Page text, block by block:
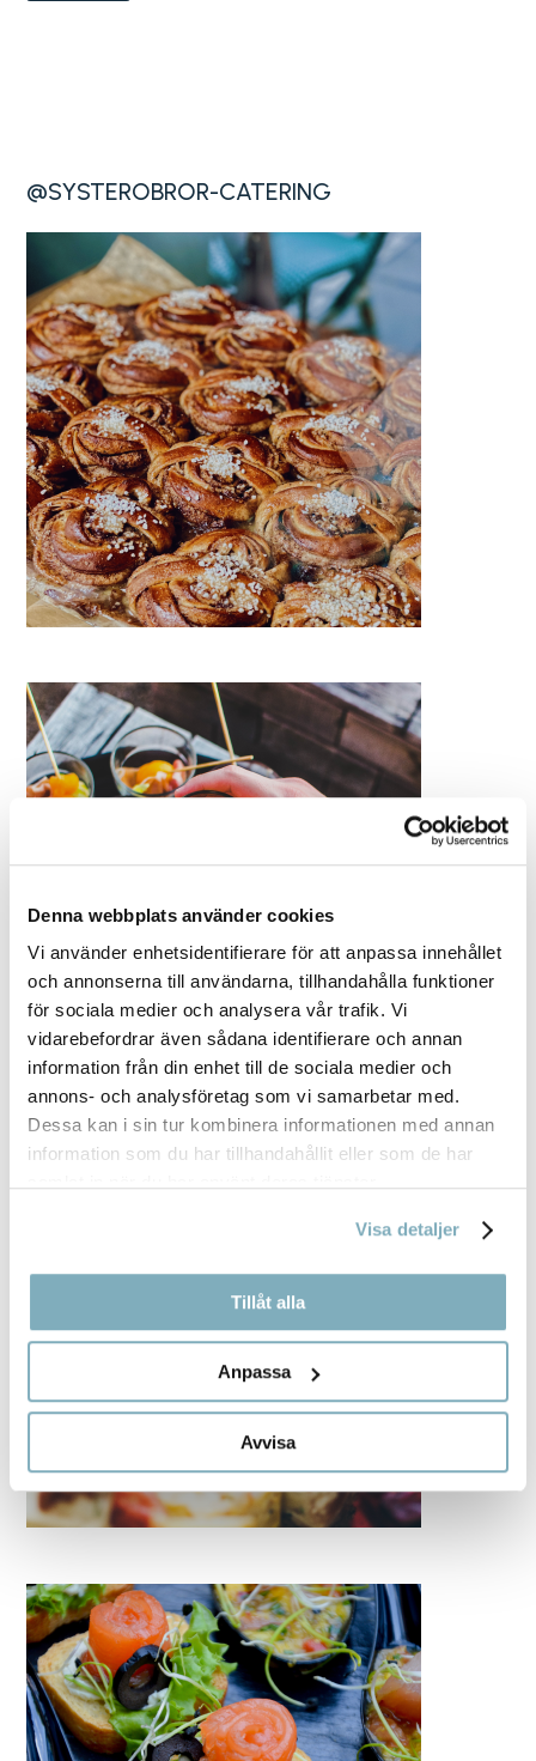
Denna webbplats använder cookies
Vi använder enhetsidentifierare för att anpassa innehållet
och annonserna till användarna, tillhandahålla funktioner
för sociala medier och analysera vår trafik. Vi
vidarebefordrar även sådana identifierare och annan
information från din enhet till de sociala medier och
annons- och analysföretag som vi samarbetar med.
Dessa kan i sin tur kombinera informationen med annan
information som du har tillhandahållit eller som de har
Visa detaljer
Tillåt alla
Anpassa
Avvisa
@SYSTEROBROR-CATERING